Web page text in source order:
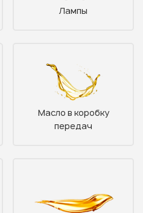
Лампы
Масло в коробку
передач